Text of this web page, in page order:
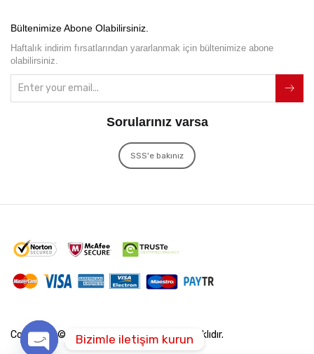
Bültenimize Abone Olabilirsiniz.
Haftalık indirim fırsatlarından yararlanmak için bültenimize abone
olabilirsiniz.
Sorularınız varsa
SSS'e bakınız
Copyright © 2022İxir SoftTüm Hakları Saklıdır.
Bizimle iletişim kurun